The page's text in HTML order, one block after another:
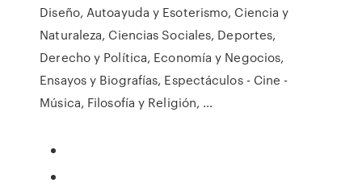
Diseño, Autoayuda y Esoterismo, Ciencia y
Naturaleza, Ciencias Sociales, Deportes,
Derecho y Política, Economía y Negocios,
Ensayos y Biografías, Espectáculos - Cine -
Música, Filosofía y Religión, …